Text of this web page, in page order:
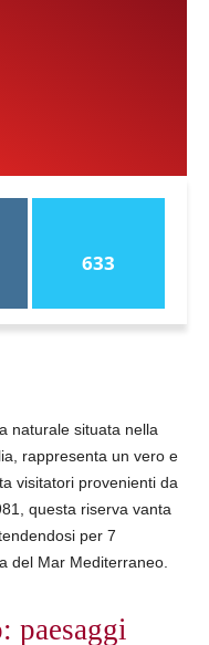
633
naturale situata nella
rappresenta un vero e
visitatori provenienti da
questa riserva vanta
per 7
del Mar Mediterraneo.
paesaggi